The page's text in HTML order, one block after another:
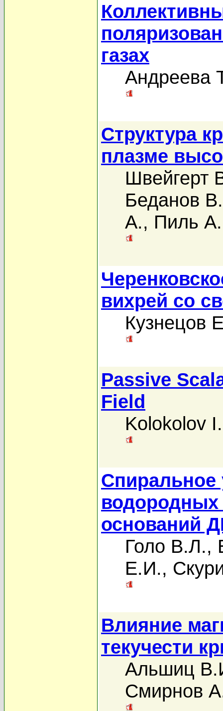
газах
Андреева
Структура
плазме
Швейгерт
Беданов
А., Пиль А.
вихрей со
Кузнецов
Passive
Field
Kolokolov I.
Спиральное
водородных
оснований
Голо В.Л.,
Е.И.,
Влияние
текучести
Альшиц
Смирнов